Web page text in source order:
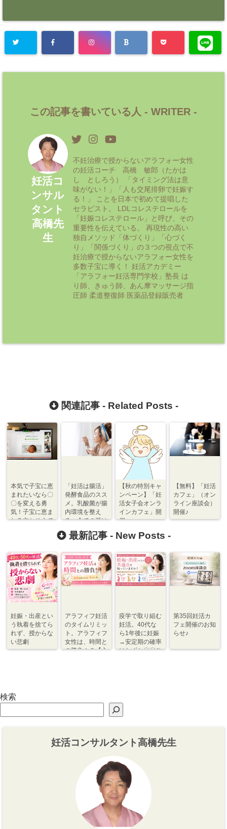
この記事を書いている人 - WRITER -
妊活コ
ンサル
タント
高橋先
生
不妊治療で授からないアラフォー女性
の妊活コーチ 高橋 敏郎（たかは
し としろう） 「タイミング法は意
味がない！」「人も交尾排卵で妊娠す
る！」 ことを日本で初めて提唱した
セラピスト。 LDLコレステロールを
「妊娠コレステロール」と呼び、その
重要性を伝えている。 再現性の高い
独自メソッド「体づくり」「心づく
り」「関係づくり」の３つの視点で不
妊治療で授からないアラフォー女性を
多数子宝に導く！ 妊活アカデミー
「アラフォー妊活専門学校」塾長 は
り師、きゅう師、あん摩マッサージ指
圧師 柔道整復師 医薬品登録販売者
関連記事 - Related Posts -
本気で子宝に恵
まれたいなら〇
〇を変える勇
気！子宝に恵ま
れる方とそうで
「妊活は腸活」
発酵食品のスス
メ。乳酸菌が腸
内環境を整え
る。全ての源は
【秋の特別キャ
ンペーン】「妊
活女子会オンラ
インカフェ」開
催♪
【無料】「妊活
カフェ」（オン
ライン座談会）
開催♪
最新記事 - New Posts -
妊娠・出産とい
う執着を捨てら
れず、授からな
い悲劇
アラフィフ妊活
のタイムリミッ
ト。アラフィフ
女性は、時間と
の勝負！？【心
疫学で取り組む
妊活。40代な
ら1年後に妊娠
→安定期の確率
はわずか〇〇％
第35回妊活カ
フェ開催のお知
らせ♪
検索
妊活コンサルタント高橋先生